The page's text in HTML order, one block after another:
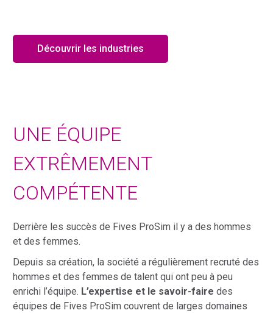
Découvrir les industries
UNE ÉQUIPE
EXTRÊMEMENT
COMPÉTENTE
Derrière les succès de Fives ProSim il y a des hommes
et des femmes.
Depuis sa création, la société a régulièrement recruté des
hommes et des femmes de talent qui ont peu à peu
enrichi l’équipe. L’expertise et le savoir-faire des
équipes de Fives ProSim couvrent de larges domaines